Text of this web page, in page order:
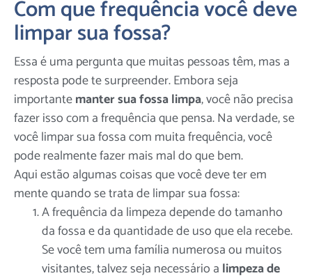
Com que frequência você deve
limpar sua fossa?
Essa é uma pergunta que muitas pessoas têm, mas a
resposta pode te surpreender. Embora seja
importantemanter sua fossa limpa, você não precisa
fazer isso com a frequência que pensa. Na verdade, se
você limpar sua fossa com muita frequência, você
pode realmente fazer mais mal do que bem.
Aqui estão algumas coisas que você deve ter em
mente quando se trata de limpar sua fossa:
A frequência da limpeza depende do tamanho
da fossa e da quantidade de uso que ela recebe.
Se você tem uma família numerosa ou muitos
visitantes, talvez seja necessário a limpeza de